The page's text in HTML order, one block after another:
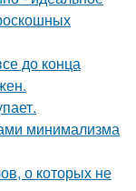
до конца
минимализма
о которых не